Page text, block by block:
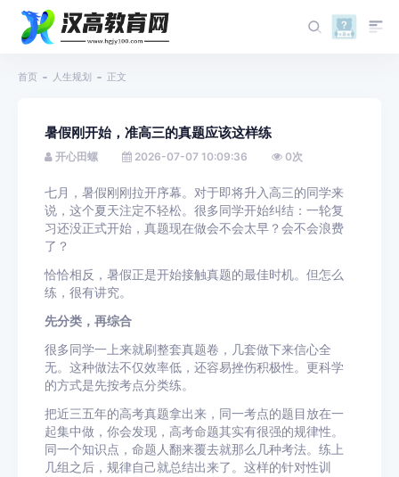
首页 人生规划 正文
暑假刚开始，准高三的真题应该这样练
开心田螺 2026-07-07 10:09:36 0次
七月，暑假刚刚拉开序幕。对于即将升入高三的同学来
说，这个夏天注定不轻松。很多同学开始纠结：一轮复
习还没正式开始，真题现在做会不会太早？会不会浪费
了？
恰恰相反，暑假正是开始接触真题的最佳时机。但怎么
练，很有讲究。
先分类，再综合
很多同学一上来就刷整套真题卷，几套做下来信心全
无。这种做法不仅效率低，还容易挫伤积极性。更科学
的方式是先按考点分类练。
把近三五年的高考真题拿出来，同一考点的题目放在一
起集中做，你会发现，高考命题其实有很强的规律性。
同一个知识点，命题人翻来覆去就那么几种考法。练上
几组之后，规律自己就总结出来了。这样的针对性训